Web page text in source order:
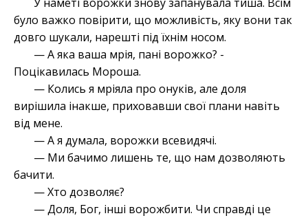
У наметі ворожки знову запанувала тиша. Всім
було важко повірити, що можливість, яку вони так
довго шукали, нарешті під їхнім носом.
— А яка ваша мрія, пані ворожко? -
Поцікавилась Мороша.
— Колись я мріяла про онуків, але доля
вирішила інакше, приховавши свої плани навіть
від мене.
— А я думала, ворожки всевидячі.
— Ми бачимо лишень те, що нам дозволяють
бачити.
— Хто дозволяє?
— Доля, Бог, інші ворожбити. Чи справді це